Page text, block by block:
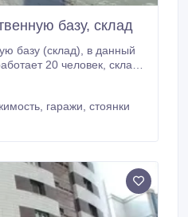
базу, склад
(склад), в данный
20 человек, склад
и комплектующих,
цех,
гаражи, стоянки